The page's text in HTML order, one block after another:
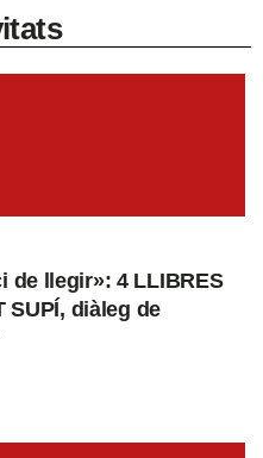
de llegir»: 4 LLIBRES
SUPÍ, diàleg de